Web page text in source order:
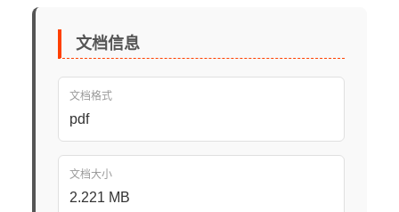
文档信息
文档格式
pdf
文档大小
2.221 MB